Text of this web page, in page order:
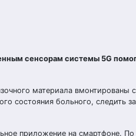
сенсорам системы 5G
материала вмонтированы
состояния больного, следить
приложение на смартфоне.